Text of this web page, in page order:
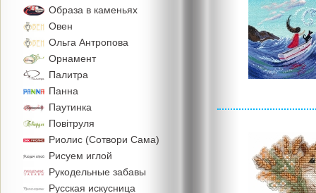
Образа в каменьях
Овен
Ольга Антропова
Орнамент
Палитра
Панна
Паутинка
Повiтруля
Риолис (Сотвори Сама)
Рисуем иглой
Рукодельные забавы
Русская искусница